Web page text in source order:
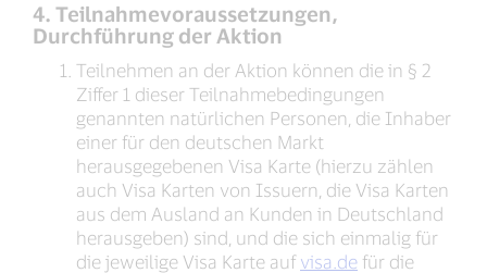
4. Teilnahmevoraussetzungen,
Durchführung der Aktion
Teilnehmen an der Aktion können die in § 2
Ziffer 1 dieser Teilnahmebedingungen
genannten natürlichen Personen, die Inhaber
einer für den deutschen Markt
herausgegebenen Visa Karte (hierzu zählen
auch Visa Karten von Issuern, die Visa Karten
aus dem Ausland an Kunden in Deutschland
herausgeben) sind, und die sich einmalig für
die jeweilige Visa Karte auf visa.de für die